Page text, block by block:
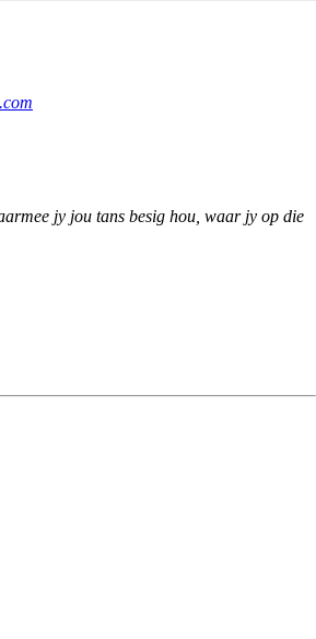
jy jou tans besig hou, waar jy op die